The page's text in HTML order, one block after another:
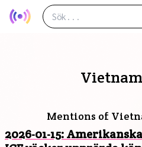
Vietnam
Mentions of
2026-01-15: